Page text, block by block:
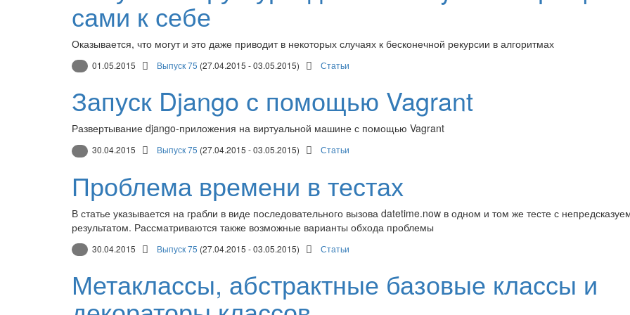
сами к себе
Оказывается, что могут и это даже приводит в некоторых случаях к бесконечной рекурсии в алгоритмах
01.05.2015 Выпуск 75 (27.04.2015 - 03.05.2015) Статьи
Запуск Django с помощью Vagrant
Развертывание django-приложения на виртуальной машине с помощью Vagrant
30.04.2015 Выпуск 75 (27.04.2015 - 03.05.2015) Статьи
Проблема времени в тестах
В статье указывается на грабли в виде последовательного вызова datetime.now в одном и том же тесте с
результатом. Рассматриваются также возможные варианты обхода проблемы
30.04.2015 Выпуск 75 (27.04.2015 - 03.05.2015) Статьи
Метаклассы, абстрактные базовые классы и